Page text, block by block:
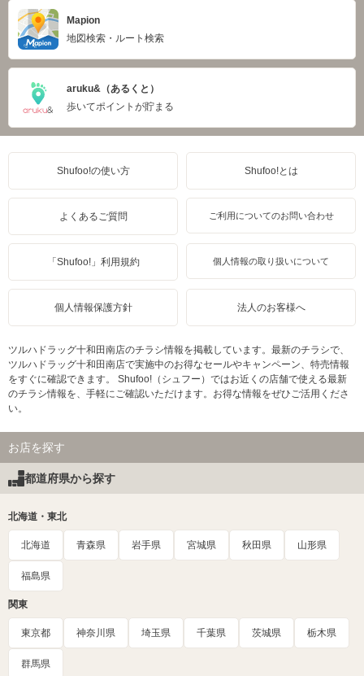
Mapion
地図検索・ルート検索
aruku&（あるくと）
歩いてポイントが貯まる
Shufoo!の使い方 Shufoo!とは
よくあるご質問 ご利用についてのお問い合わせ
「Shufoo!」利用規約 個人情報の取り扱いについて
個人情報保護方針 法人のお客様へ
ツルハドラッグ十和田南店のチラシ情報を掲載しています。最新のチラシで、
ツルハドラッグ十和田南店で実施中のお得なセールやキャンペーン、特売情報
をすぐに確認できます。 Shufoo!（シュフー）ではお近くの店舗で使える最新
のチラシ情報を、手軽にご確認いただけます。お得な情報をぜひご活用くださ
い。
お店を探す
都道府県から探す
北海道・東北
北海道 青森県 岩手県 宮城県 秋田県 山形県
福島県
関東
東京都 神奈川県 埼玉県 千葉県 茨城県 栃木県
群馬県